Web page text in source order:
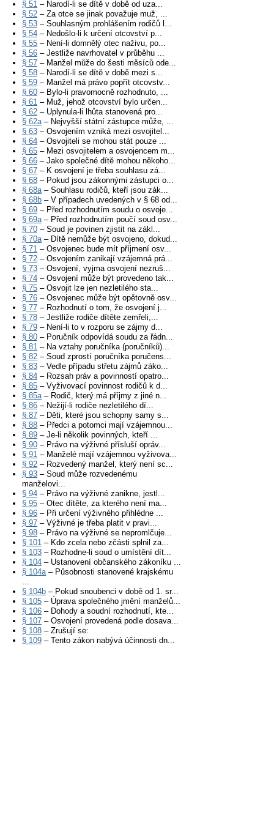
§ 51 – Narodí-li se dítě v době od uza...
§ 52 – Za otce se jinak považuje muž, ...
§ 53 – Souhlasným prohlášením rodičů l...
§ 54 – Nedošlo-li k určení otcovství p...
§ 55 – Není-li domnělý otec naživu, po...
§ 56 – Jestliže navrhovatel v průběhu ...
§ 57 – Manžel může do šesti měsíců ode...
§ 58 – Narodí-li se dítě v době mezi s...
§ 59 – Manžel má právo popřít otcovstv...
§ 60 – Bylo-li pravomocně rozhodnuto, ...
§ 61 – Muž, jehož otcovství bylo určen...
§ 62 – Uplynula-li lhůta stanovená pro...
§ 62a– Nejvyšší státní zástupce může, ...
§ 63 – Osvojením vzniká mezi osvojitel...
§ 64 – Osvojiteli se mohou stát pouze ...
§ 65 – Mezi osvojitelem a osvojencem m...
§ 66 – Jako společné dítě mohou někoho...
§ 67 – K osvojení je třeba souhlasu zá...
§ 68 – Pokud jsou zákonnými zástupci o...
§ 68a– Souhlasu rodičů, kteří jsou zák...
§ 68b – V případech uvedených v § 68 od...
§ 69 – Před rozhodnutím soudu o osvoje...
§ 69a– Před rozhodnutím poučí soud osv...
§ 70 – Soud je povinen zjistit na zákl...
§ 70a– Dítě nemůže být osvojeno, dokud...
§ 71 – Osvojenec bude mít příjmení osv...
§ 72 – Osvojením zanikají vzájemná prá...
§ 73 – Osvojení, vyjma osvojení nezruš...
§ 74 – Osvojení může být provedeno tak...
§ 75 – Osvojit lze jen nezletilého sta...
§ 76 – Osvojenec může být opětovně osv...
§ 77 – Rozhodnutí o tom, že osvojení j...
§ 78 – Jestliže rodiče dítěte zemřeli,...
§ 79 – Není-li to v rozporu se zájmy d...
§ 80 – Poručník odpovídá soudu za řádn...
§ 81 – Na vztahy poručníka (poručníků)...
§ 82 – Soud zprostí poručníka poručens...
§ 83 – Vedle případu střetu zájmů záko...
§ 84 – Rozsah práv a povinností opatro...
§ 85 – Vyživovací povinnost rodičů k d...
§ 85a– Rodič, který má příjmy z jiné n...
§ 86 – Nežijí-li rodiče nezletilého dí...
§ 87 – Děti, které jsou schopny samy s...
§ 88 – Předci a potomci mají vzájemnou...
§ 89 – Je-li několik povinných, kteří ...
§ 90 – Právo na výživné přísluší opráv...
§ 91 – Manželé mají vzájemnou vyživova...
§ 92 – Rozvedený manžel, který není sc...
§ 93 – Soud může rozvedenému
manželovi...
§ 94 – Právo na výživné zanikne, jestl...
§ 95 – Otec dítěte, za kterého není ma...
§ 96 – Při určení výživného přihlédne ...
§ 97 – Výživné je třeba platit v pravi...
§ 98 – Právo na výživné se nepromlčuje...
§ 101 – Kdo zcela nebo zčásti splnil za...
§ 103 – Rozhodne-li soud o umístění dít...
§ 104 – Ustanovení občanského zákoníku ...
§ 104a– Působnosti stanovené krajskému
...
§ 104b – Pokud snoubenci v době od 1. sr...
§ 105 – Úprava společného jmění manželů...
§ 106 – Dohody a soudní rozhodnutí, kte...
§ 107 – Osvojení provedená podle dosava...
§ 108 – Zrušují se:
§ 109 – Tento zákon nabývá účinnosti dn...